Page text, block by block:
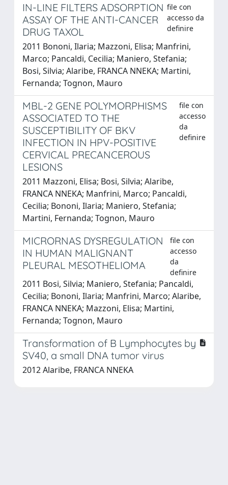
IN-LINE FILTERS ADSORPTION
ASSAY OF THE ANTI-CANCER
DRUG TAXOL
file con
accesso da
definire
2011 Bononi, Ilaria; Mazzoni, Elisa; Manfrini,
Marco; Pancaldi, Cecilia; Maniero, Stefania;
Bosi, Silvia; Alaribe, FRANCA NNEKA; Martini,
Fernanda; Tognon, Mauro
MBL-2 GENE POLYMORPHISMS
ASSOCIATED TO THE
SUSCEPTIBILITY OF BKV
INFECTION IN HPV-POSITIVE
CERVICAL PRECANCEROUS
LESIONS
file con
accesso
da
definire
2011 Mazzoni, Elisa; Bosi, Silvia; Alaribe,
FRANCA NNEKA; Manfrini, Marco; Pancaldi,
Cecilia; Bononi, Ilaria; Maniero, Stefania;
Martini, Fernanda; Tognon, Mauro
MICRORNAS DYSREGULATION
IN HUMAN MALIGNANT
PLEURAL MESOTHELIOMA
file con
accesso
da
definire
2011 Bosi, Silvia; Maniero, Stefania; Pancaldi,
Cecilia; Bononi, Ilaria; Manfrini, Marco; Alaribe,
FRANCA NNEKA; Mazzoni, Elisa; Martini,
Fernanda; Tognon, Mauro
Transformation of B Lymphocytes by
SV40, a small DNA tumor virus
2012 Alaribe, FRANCA NNEKA